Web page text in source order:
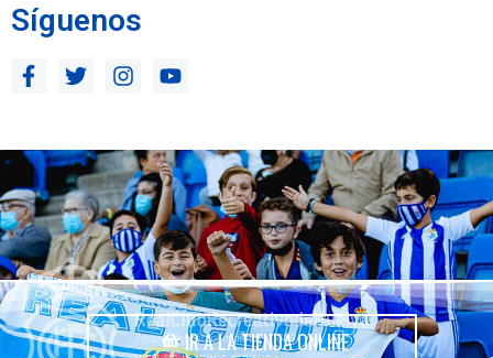
Síguenos
IR A LA TIENDA ONLINE